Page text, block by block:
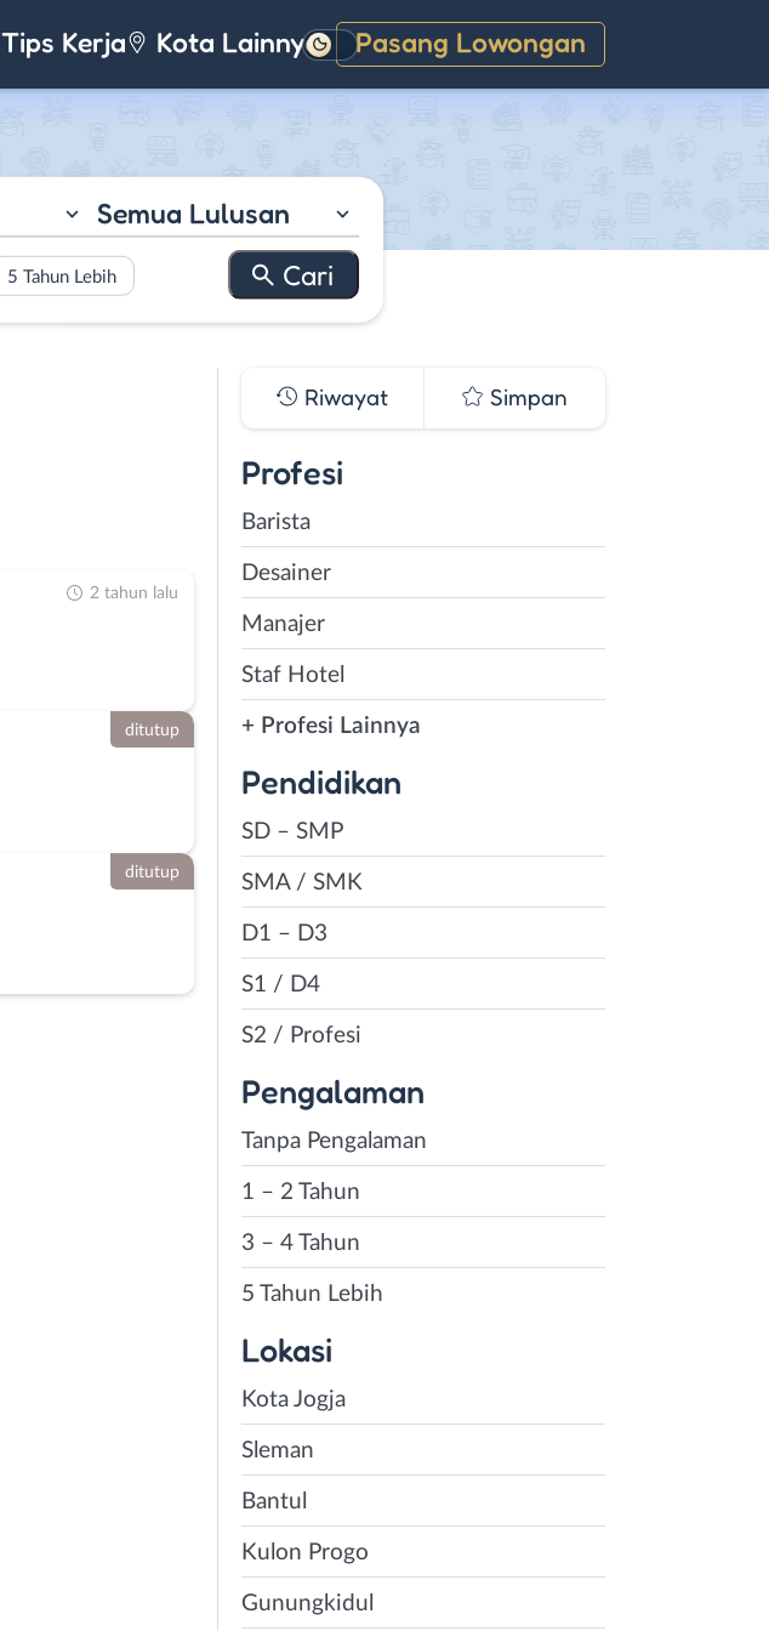
Tips Kerja Kota Lainnya Pasang Lowongan
Gelap
Semua Lulusan
5 Tahun Lebih
2 tahun lalu
ditutup
ditutup
Riwayat Simpan
Profesi
Barista
Desainer
Manajer
Staf Hotel
+ Profesi Lainnya
Pendidikan
SD – SMP
SMA / SMK
D1 – D3
S1 / D4
S2 / Profesi
Pengalaman
Tanpa Pengalaman
1 – 2 Tahun
3 – 4 Tahun
5 Tahun Lebih
Lokasi
Kota Jogja
Sleman
Bantul
Kulon Progo
Gunungkidul